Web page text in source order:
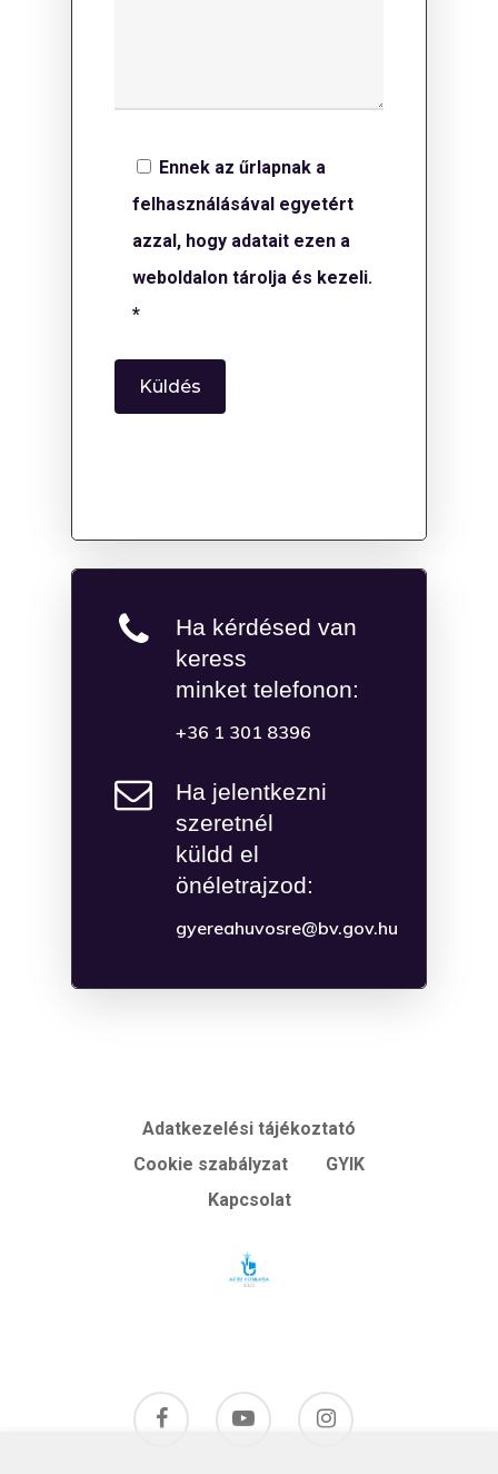
Ennek az űrlapnak a
felhasználásával egyetért
azzal, hogy adatait ezen a
weboldalon tárolja és kezeli.
*
Ha kérdésed van
keress
minket telefonon:
+36 1 301 8396
Ha jelentkezni
szeretnél
küldd el
önéletrajzod:
gyereahuvosre@bv.gov.hu
Adatkezelési tájékoztató
Cookie szabályzat
GYIK
Kapcsolat